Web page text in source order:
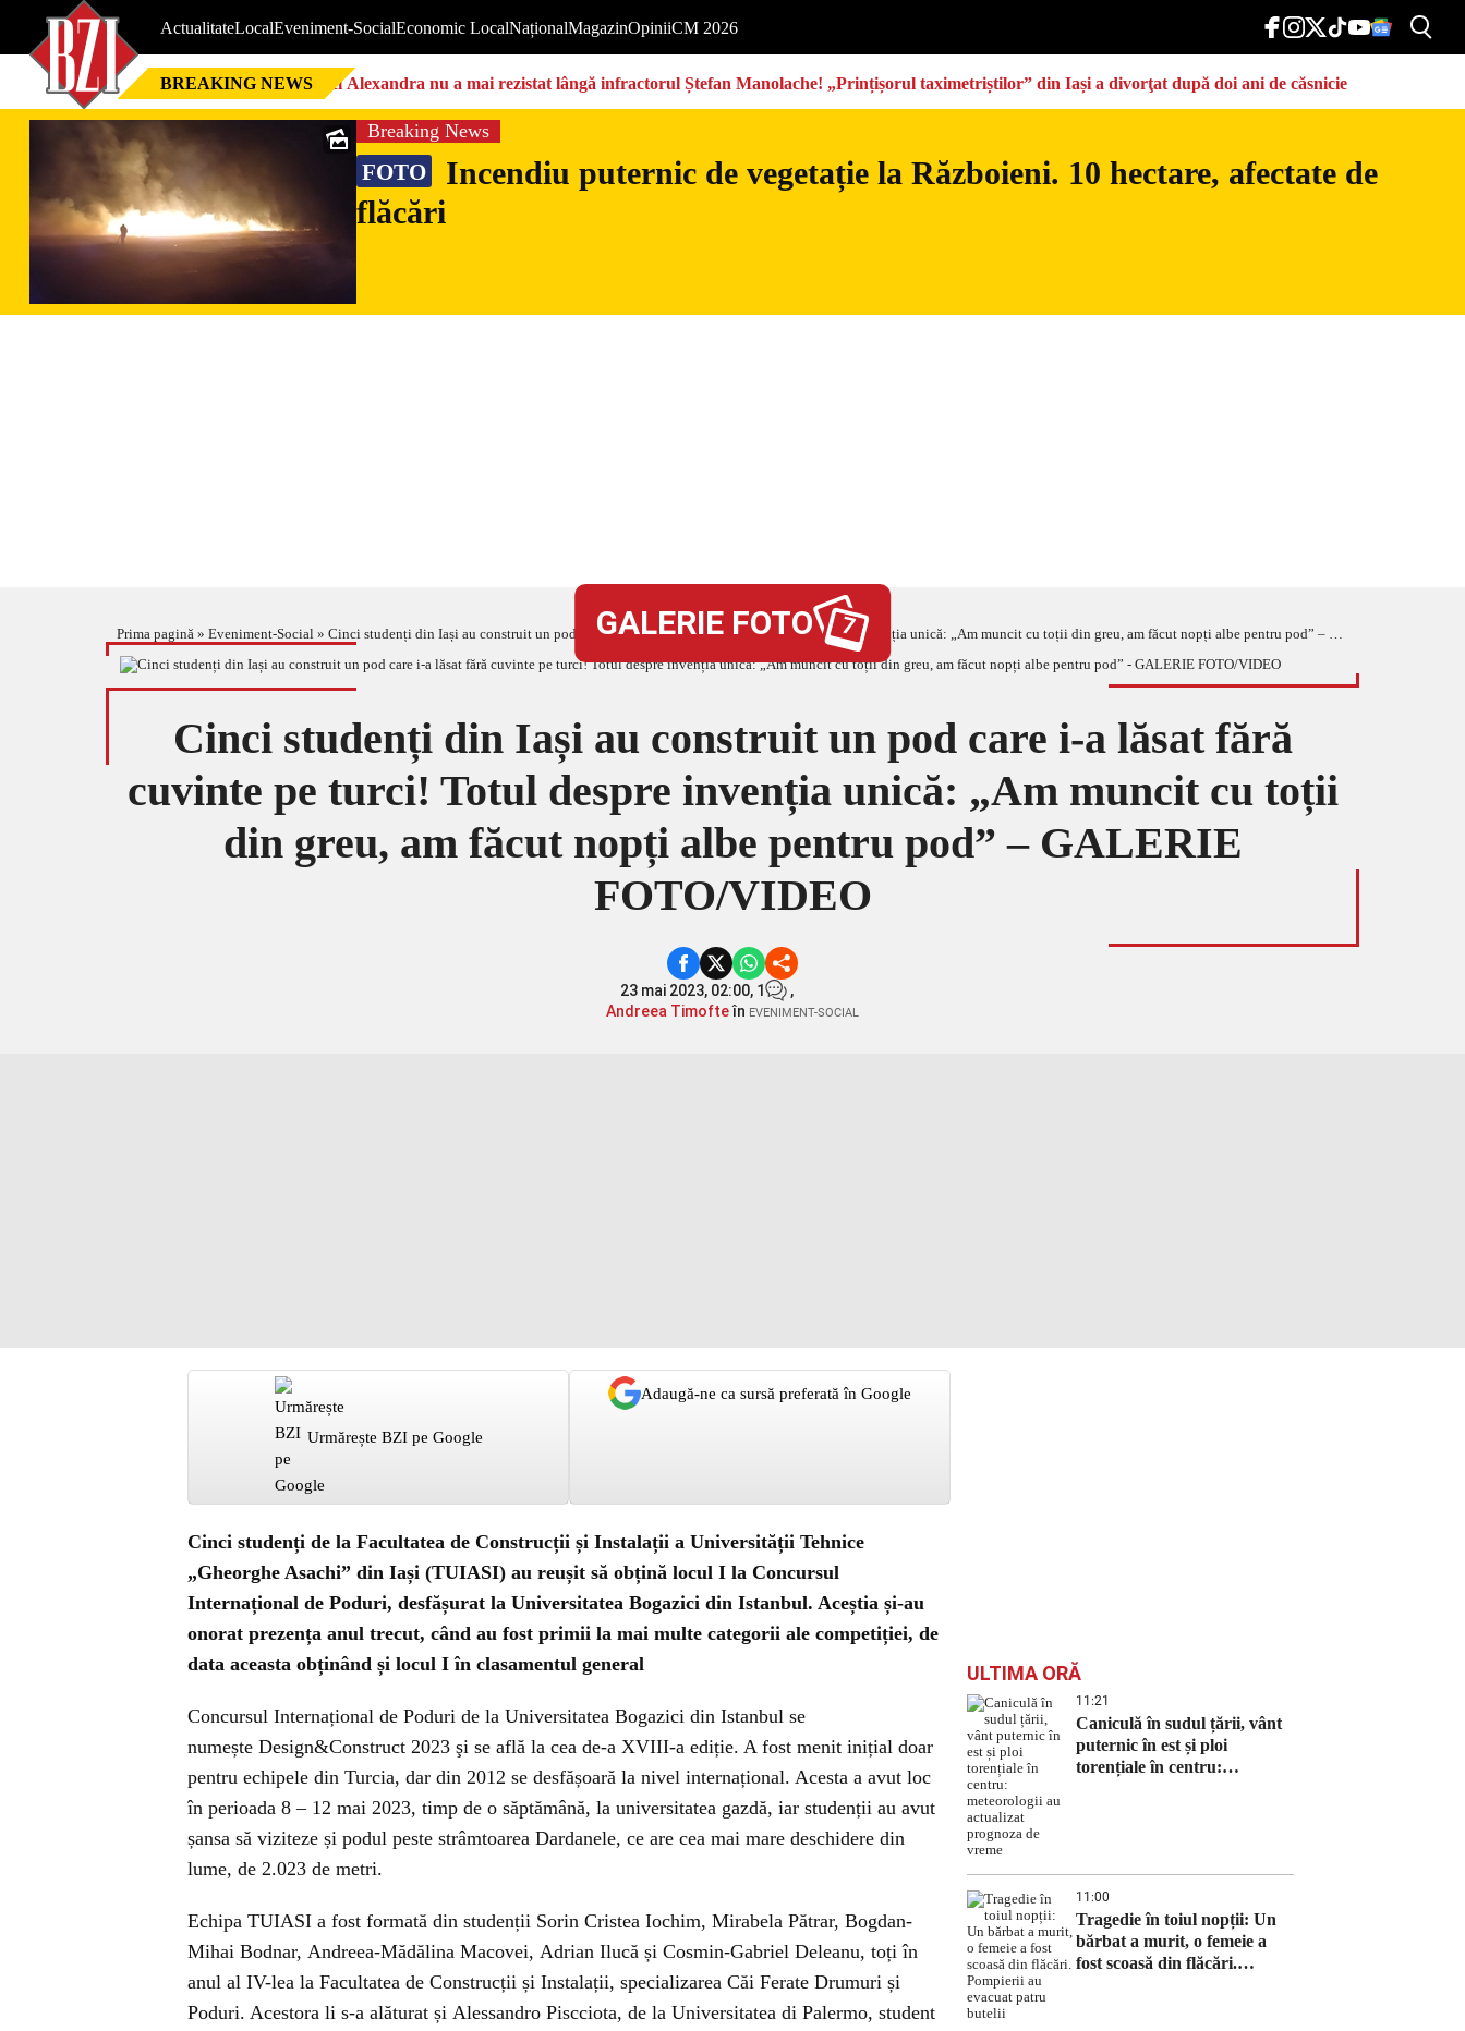
ActualitateLocalEveniment-SocialEconomic LocalNaționalMagazinOpiniiCM 2026
BREAKING NEWS Nici Alexandra nu a mai rezistat lângă infractorul Ștefan Manolache! „Prințișorul taximetriștilor” din Iași a divorţat după doi ani de căsnicie
Breaking News
FOTO
Incendiu puternic de vegetație la Războieni. 10 hectare, afectate de
flăcări
Prima pagină » Eveniment-Social » Cinci studenți din Iași au construit un pod care i-a lăsat fără cuvinte pe turci! Totul despre invenția unică: „Am muncit cu toții din greu, am făcut nopți albe pentru pod” – GALERIE FOTO/VIDEO
GALERIE FOTO 7
Cinci studenți din Iași au construit un pod care i-a lăsat fără
cuvinte pe turci! Totul despre invenția unică: „Am muncit cu toții
din greu, am făcut nopți albe pentru pod” – GALERIE
FOTO/VIDEO
23 mai 2023, 02:00, 1
,
Andreea Timofteîn EVENIMENT-SOCIAL
Urmărește BZI pe Google
Adaugă-ne ca sursă preferată în Google
Cinci studenți de la Facultatea de Construcții și Instalații a Universității Tehnice
„Gheorghe Asachi” din Iași (TUIASI) au reușit să obțină locul I la Concursul
Internațional de Poduri, desfășurat la Universitatea Bogazici din Istanbul. Aceștia și-au
onorat prezența anul trecut, când au fost primii la mai multe categorii ale competiției, de
data aceasta obținând și locul I în clasamentul general
Concursul Internațional de Poduri de la Universitatea Bogazici din Istanbul se
numește Design&Construct 2023 şi se află la cea de-a XVIII-a ediție. A fost menit inițial doar
pentru echipele din Turcia, dar din 2012 se desfășoară la nivel internațional. Acesta a avut loc
în perioada 8 – 12 mai 2023, timp de o săptămână, la universitatea gazdă, iar studenții au avut
șansa să viziteze și podul peste strâmtoarea Dardanele, ce are cea mai mare deschidere din
lume, de 2.023 de metri.
Echipa TUIASI a fost formată din studenții Sorin Cristea Iochim, Mirabela Pătrar, Bogdan-
Mihai Bodnar, Andreea-Mădălina Macovei, Adrian Ilucă și Cosmin-Gabriel Deleanu, toți în
anul al IV-lea la Facultatea de Construcții și Instalații, specializarea Căi Ferate Drumuri și
Poduri. Acestora li s-a alăturat și Alessandro Piscciota, de la Universitatea di Palermo, student
ULTIMA ORĂ
11:21
Caniculă în sudul țării, vânt
puternic în est și ploi
torențiale în centru:
11:00
Tragedie în toiul nopții: Un
bărbat a murit, o femeie a
fost scoasă din flăcări.